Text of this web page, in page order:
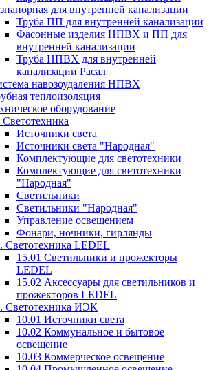
для внутренней канализации
Труба ПП для внутренней канализации
Фасонные изделия НПВХ и ПП для
внутренней канализации
Труба НПВХ для внутренней
канализации Расал
навозоудаления НПВХ
теплоизоляция
оборудование
Светотехника
Источники света
Источники света "Народная"
Комплектующие для светотехники
Комплектующие для светотехники
"Народная"
Светильники
Светильники "Народная"
Управление освещением
Фонари, ночники, гирлянды
Светотехника LEDEL
15.01 Светильники и прожекторы
LEDEL
15.02 Аксессуары для светильников и
прожекторов LEDEL
Светотехника ИЭК
10.01 Источники света
10.02 Коммунальное и бытовое
освещение
10.03 Коммерческое освещение